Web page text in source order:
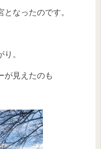
なったのです。
。
が見えたのも